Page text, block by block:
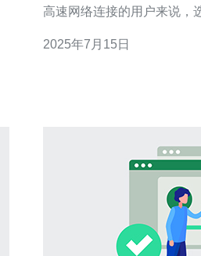
高速网络连接的用户来说，
高速网络连接，能够满足用户的需求。 韩
2025年7月15日